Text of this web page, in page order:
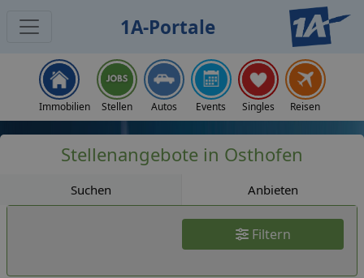
1A-Portale
Immobilien Stellen Autos Events Singles Reisen
Stellenangebote in Osthofen
Suchen Anbieten
Filtern